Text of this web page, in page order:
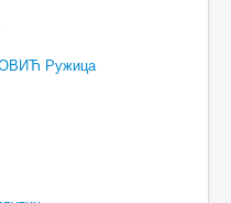
Ружица